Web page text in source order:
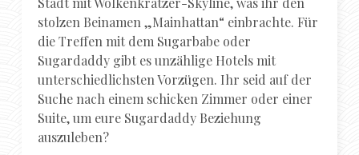
stolzen Beinamen „Mainhattan“ einbrachte. Für
die Treffen mit dem Sugarbabe oder
Sugardaddy gibt es unzählige Hotels mit
unterschiedlichsten Vorzügen. Ihr seid auf der
Suche nach einem schicken Zimmer oder einer
Suite, um eure Sugardaddy Beziehung
auszuleben?